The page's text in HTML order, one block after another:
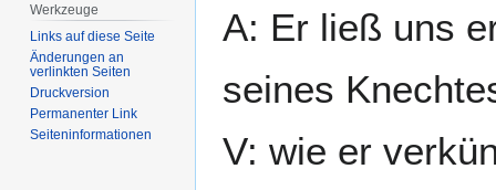
A: Er ließ uns
seines
V: wie er
Werkzeuge
Links auf diese Seite
Änderungen an
verlinkten Seiten
Druckversion
Permanenter Link
Seiten­­informationen